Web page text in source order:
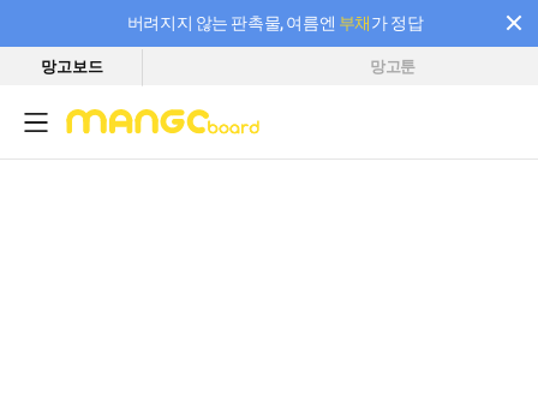
버려지지 않는 판촉물, 여름엔 부채가 정답
필요한 만큼 충전하고 끊김 없이 작업하세요! 새로워진 AI 부스터 요금제
망고보드 망고툰